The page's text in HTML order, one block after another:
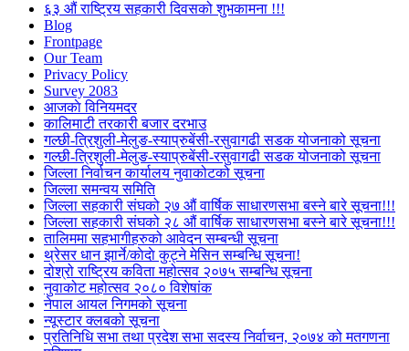
६३ औं राष्ट्रिय सहकारी दिवसको शुभकामना !!!
Blog
Frontpage
Our Team
Privacy Policy
Survey 2083
आजकाे विनियमदर
कालिमाटी तरकारी बजार दरभाउ
गल्छी-त्रिशुली-मेलुङ-स्याप्रुबेंसी-रसुवागढी सडक योजनाको सूचना
गल्छी-त्रिशुली-मेलुङ-स्याप्रुबेंसी-रसुवागढी सडक योजनाको सूचना
जिल्ला निर्वाचन कार्यालय नुवाकोटको सूचना
जिल्ला समन्वय समिति
जिल्ला सहकारी संघको २७ औं वार्षिक साधारणसभा बस्ने बारे सूचना!!!
जिल्ला सहकारी संघको २८ औं वार्षिक साधारणसभा बस्ने बारे सूचना!!!
तालिममा सहभागीहरुको आवेदन सम्बन्धी सूचना
थ्रेसर धान झार्ने/काेदाे कुट्ने मेसिन सम्बन्धि सूचना!
दोश्रो राष्ट्रिय कविता महोत्सव २०७५ सम्बन्धि सूचना
नुवाकोट महोत्सव २०८० विशेषांक
नेपाल आयल निगमको सूचना
न्यूस्टार क्लबको सूचना
प्रतिनिधि सभा तथा प्रदेश सभा सदस्य निर्वाचन, २०७४ को मतगणना